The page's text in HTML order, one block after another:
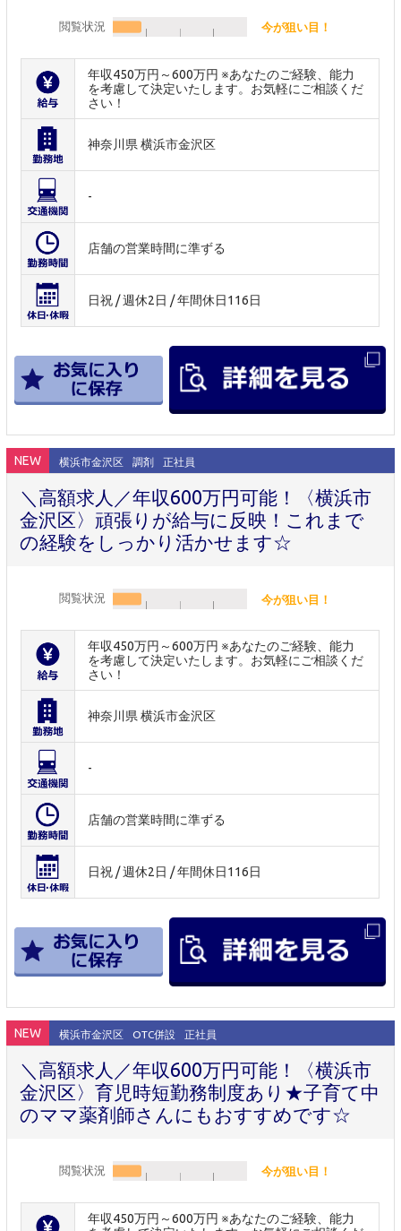
閲覧状況 今が狙い目！
年収450万円～600万円 ※あなたのご経験、能力
を考慮して決定いたします。お気軽にご相談くだ
さい！
神奈川県 横浜市金沢区
-
店舗の営業時間に準ずる
日祝 / 週休2日 / 年間休日116日
NEW 横浜市金沢区 調剤 正社員
＼高額求人／年収600万円可能！〈横浜市
金沢区〉頑張りが給与に反映！これまで
の経験をしっかり活かせます☆
閲覧状況 今が狙い目！
年収450万円～600万円 ※あなたのご経験、能力
を考慮して決定いたします。お気軽にご相談くだ
さい！
神奈川県 横浜市金沢区
-
店舗の営業時間に準ずる
日祝 / 週休2日 / 年間休日116日
NEW 横浜市金沢区 OTC併設 正社員
＼高額求人／年収600万円可能！〈横浜市
金沢区〉育児時短勤務制度あり★子育て中
のママ薬剤師さんにもおすすめです☆
閲覧状況 今が狙い目！
年収450万円～600万円 ※あなたのご経験、能力